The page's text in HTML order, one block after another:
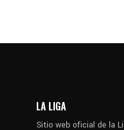
LA LIGA
Sitio web oficial de la